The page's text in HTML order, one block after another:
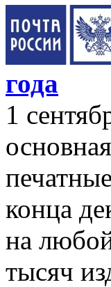
года
1
конца
на
тысяч